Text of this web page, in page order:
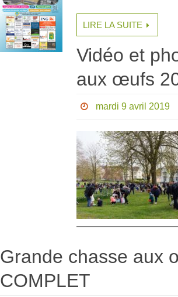
LIRE LA SUITE
Vidéo et
aux œufs
mardi 9 avril 2019
Grande chasse aux
COMPLET